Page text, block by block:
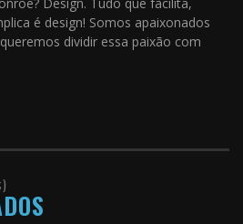
é design! Somos apaixonados
dividir essa paixão com